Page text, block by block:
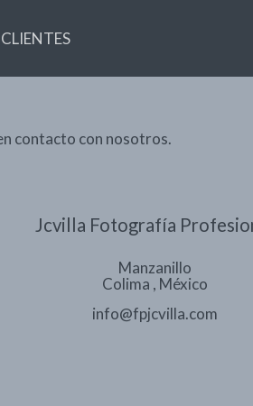
contacto con nosotros.
Jcvilla Fotografía
Manzanillo
Colima , México
info@fpjcvilla.com